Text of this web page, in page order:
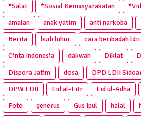
*Salat
*Sosial Kemasyarakatan
amalan
anak yatim anti narkoba
Berita
budi luhur cara beribadah ldii
Cinta Indonesia
dakwah Diklat
Dispora Jatim
dosa DPD LDII
DPW LDII
Eid al-Fitr Eid ul-Adha
Foto
generus Gus Ipul halal